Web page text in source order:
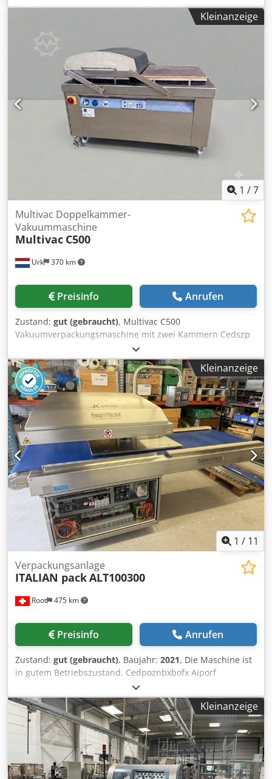
MULTIVAC P 700 Doppelkammer-Maschine – hohe
Leistung, selbst bei größten Produktabmessungen.
Außergewöhnlich modular, robust und
benutzerfreundlich. Hersteller: Multivac Modell: P700
Csdpfx Ajzp E Atoipsrf Baujahr: 2021 Vakuumpumpe:
Busch 300 m³/h Schweißbalkenlänge: 1.100 mm (x4)
Kammerabmessungen (L x B x H): 1.100 x 700 x 250 mm
Leistung: 400 V / 50 Hz / 6 kW Maschinenabmessungen (L x
B x H): 2.600 x 1.000 x 1.145 mm Maschinengewicht: 850
Kleinanzeige
1 /7
Urk 370 km
Multivac Doppelkammer-
Vakuummaschine
Multivac C500
Preisinfo Anrufen
Zustand: gut (gebraucht), Multivac C500
Vakuumverpackungsmaschine mit zwei Kammern Cedszp
Eh Nspfx Aipsrf Dieses Modell verfügt über ein Vakuum-
und Schutzgasfüllsystem. Vakuumverpackungsmaschinen
mit zwei Kammern von MULTIVAC sind einfach zu
bedienen, zu reinigen und zu warten. Sie bieten eine hohe
Leistung bei geringem Platzbedarf und zeichnen sich
zudem durch eine beeindruckende Leistung über die
gesamte Lebensdauer der Maschine aus, was auf ihre
Produktionsleistung und die Qualität der Verpackung
zurückzuführen ist. Die Vakuum- und
Schutzgasfüllprozesse werden druckgeregelt und
garantieren so reproduzierbare Verpackungsergebnisse.
MC 06 Maschinensteuerung mit präziser Vakuummessung
in der Kammer. Marke: Multivac Modell: C500 Leistung:
400 V / 50 Hz / 3-phasig / 7 kW Vakuumpumpe: Busch 160
m³/h Schweißbalkenlänge: 660 mm (x4)
Kammerabmessungen: 740 × 660 mm (x2)
Maschinenabmessungen (L x B x H): 1.600 x 950 x 1.060
mm Maschinengewicht: 650 kg.
Kleinanzeige
1 / 11
Root 475 km
Verpackungsanlage
ITALIAN packALT100300
Preisinfo Anrufen
Zustand: gut (gebraucht), Baujahr: 2021, Die Maschine ist
in gutem Betriebszustand. Cedpoznbxbofx Aiporf
Kleinanzeige